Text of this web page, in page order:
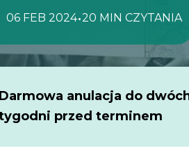
06 FEB 2024•20 MIN CZYTANIA
Darmowa anulacja do
przed terminem